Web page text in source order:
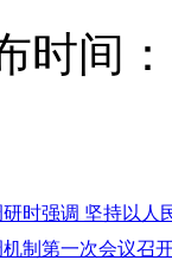
时间
时强调 坚持以人
制第一次会议召